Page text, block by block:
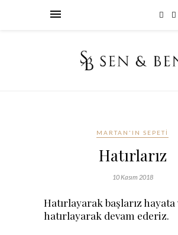
MARTAN'IN SEPETI
Hatırlarız
10 Kasım 2018
Hatırlayarak başlarız hayata
hatırlayarak devam ederiz.